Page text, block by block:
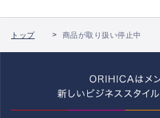
トップ 商品が取り扱い停止中